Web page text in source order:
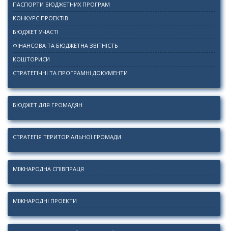
ПАСПОРТИ БЮДЖЕТНИХ ПРОГРАМ
КОНКУРС ПРОЕКТІВ
БЮДЖЕТ УЧАСТІ
ФІНАНСОВА ТА БЮДЖЕТНА ЗВІТНІСТЬ
КОШТОРИСИ
СТРАТЕГІЧНІ ТА ПРОГРАМНІ ДОКУМЕНТИ
БЮДЖЕТ ДЛЯ ГРОМАДЯН
СТРАТЕГІЯ ТЕРИТОРІАЛЬНОЇ ГРОМАДИ
МІЖНАРОДНА СПІВПРАЦЯ
МІЖНАРОДНІ ПРОЕКТИ